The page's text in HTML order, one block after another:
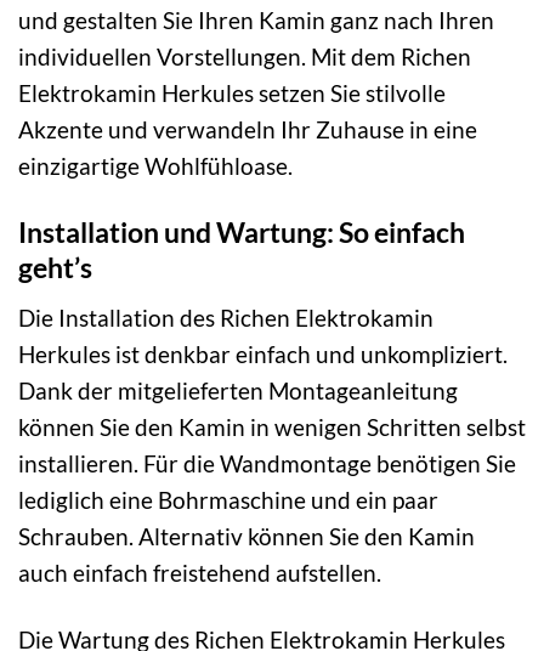
und gestalten Sie Ihren Kamin ganz nach Ihren
individuellen Vorstellungen. Mit dem Richen
Elektrokamin Herkules setzen Sie stilvolle
Akzente und verwandeln Ihr Zuhause in eine
einzigartige Wohlfühloase.
Installation und Wartung: So einfach
geht’s
Die Installation des Richen Elektrokamin
Herkules ist denkbar einfach und unkompliziert.
Dank der mitgelieferten Montageanleitung
können Sie den Kamin in wenigen Schritten selbst
installieren. Für die Wandmontage benötigen Sie
lediglich eine Bohrmaschine und ein paar
Schrauben. Alternativ können Sie den Kamin
auch einfach freistehend aufstellen.
Die Wartung des Richen Elektrokamin Herkules